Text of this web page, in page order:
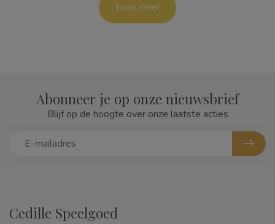
Toon meer
Abonneer je op onze nieuwsbrief
Blijf op de hoogte over onze laatste acties
Cedille Speelgoed